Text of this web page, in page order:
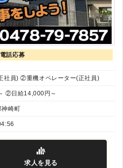
電話応募
社員) ②重機オペレーター(正社員)
②日給14,000円～
崎町
求人を見る